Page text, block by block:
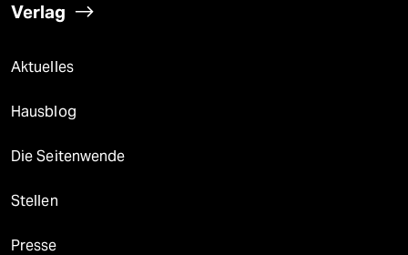
Verlag
Aktuelles
Hausblog
Die Seitenwende
Stellen
Presse